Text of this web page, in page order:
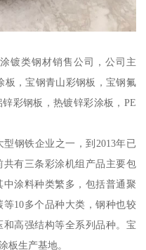
镀类钢材销售公司，公司主
板，宝钢青山彩钢板，宝钢氟
彩钢板，热镀锌彩涂板，PE
钢铁企业之一，到2013年已
有三条彩涂机组产品主要包
涂料种类繁多，包括普通聚
10多个品种大类，钢种也较
高强结构等全系列品种。宝
板生产基地。